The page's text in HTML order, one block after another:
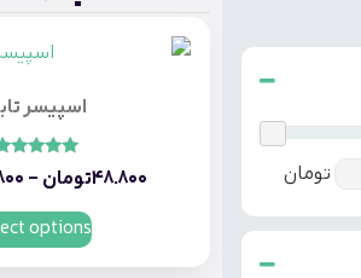
تومان
اسپیسر
5.00
48.800تومان –
options